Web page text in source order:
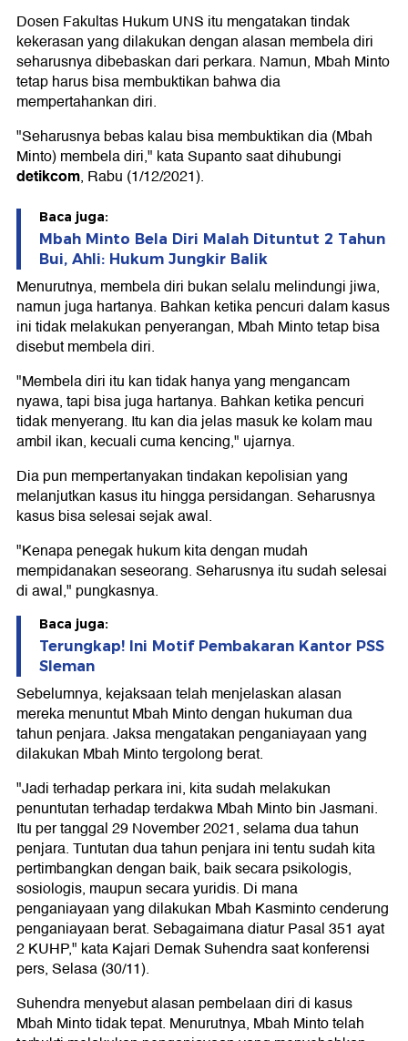
Dosen Fakultas Hukum UNS itu mengatakan tindak
kekerasan yang dilakukan dengan alasan membela diri
seharusnya dibebaskan dari perkara. Namun, Mbah Minto
tetap harus bisa membuktikan bahwa dia
mempertahankan diri.
"Seharusnya bebas kalau bisa membuktikan dia (Mbah
Minto) membela diri," kata Supanto saat dihubungi
detikcom, Rabu (1/12/2021).
Baca juga:
Mbah Minto Bela Diri Malah Dituntut 2 Tahun
Bui, Ahli: Hukum Jungkir Balik
Menurutnya, membela diri bukan selalu melindungi jiwa,
namun juga hartanya. Bahkan ketika pencuri dalam kasus
ini tidak melakukan penyerangan, Mbah Minto tetap bisa
disebut membela diri.
"Membela diri itu kan tidak hanya yang mengancam
nyawa, tapi bisa juga hartanya. Bahkan ketika pencuri
tidak menyerang. Itu kan dia jelas masuk ke kolam mau
ambil ikan, kecuali cuma kencing," ujarnya.
Dia pun mempertanyakan tindakan kepolisian yang
melanjutkan kasus itu hingga persidangan. Seharusnya
kasus bisa selesai sejak awal.
"Kenapa penegak hukum kita dengan mudah
mempidanakan seseorang. Seharusnya itu sudah selesai
di awal," pungkasnya.
Baca juga:
Terungkap! Ini Motif Pembakaran Kantor PSS
Sleman
Sebelumnya, kejaksaan telah menjelaskan alasan
mereka menuntut Mbah Minto dengan hukuman dua
tahun penjara. Jaksa mengatakan penganiayaan yang
dilakukan Mbah Minto tergolong berat.
"Jadi terhadap perkara ini, kita sudah melakukan
penuntutan terhadap terdakwa Mbah Minto bin Jasmani.
Itu per tanggal 29 November 2021, selama dua tahun
penjara. Tuntutan dua tahun penjara ini tentu sudah kita
pertimbangkan dengan baik, baik secara psikologis,
sosiologis, maupun secara yuridis. Di mana
penganiayaan yang dilakukan Mbah Kasminto cenderung
penganiayaan berat. Sebagaimana diatur Pasal 351 ayat
2 KUHP," kata Kajari Demak Suhendra saat konferensi
pers, Selasa (30/11).
Suhendra menyebut alasan pembelaan diri di kasus
Mbah Minto tidak tepat. Menurutnya, Mbah Minto telah